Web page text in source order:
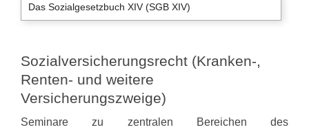
Das Sozialgesetzbuch XIV (SGB XIV)
Sozialversicherungsrecht (Kranken-,
Renten- und weitere
Versicherungszweige)
Seminare zu zentralen Bereichen des